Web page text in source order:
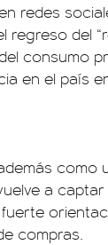
redes
del
consumo
en el país
como
a
compras.